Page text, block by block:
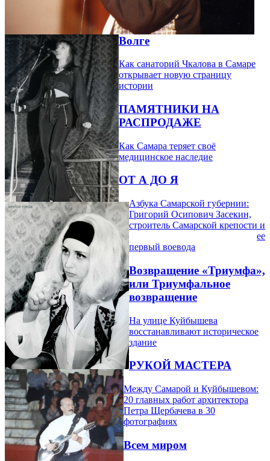
Волге
Как санаторий Чкалова в Самаре
открывает новую страницу
истории
ПАМЯТНИКИ НА
РАСПРОДАЖЕ
Как Самара теряет своё
медицинское наследие
ОТ А ДО Я
Азбука Самарской губернии:
Григорий Осипович Засекин,
строитель Самарской крепости и
ее
первый воевода
Возвращение «Триумфа»,
или Триумфальное
возвращение
На улице Куйбышева
восстанавливают историческое
здание
РУКОЙ МАСТЕРА
Между Самарой и Куйбышевом:
20 главных работ архитектора
Петра Щербачева в 30
фотографиях
Всем миром